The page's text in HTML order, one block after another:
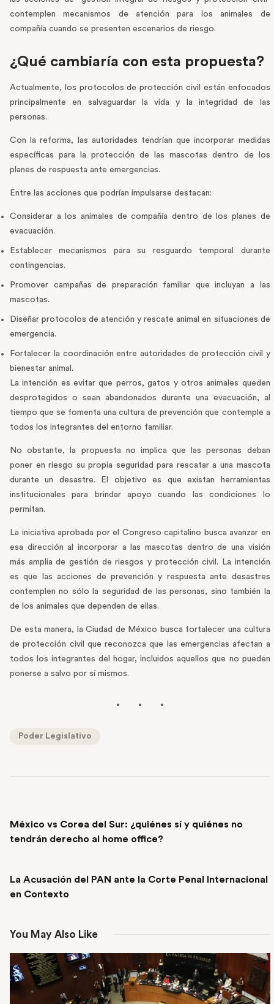
contemplen mecanismos de atención para los animales de
compañía cuando se presenten escenarios de riesgo.
¿Qué cambiaría con esta propuesta?
Actualmente, los protocolos de protección civil están enfocados
principalmente en salvaguardar la vida y la integridad de las
personas.
Con la reforma, las autoridades tendrían que incorporar medidas
específicas para la protección de las mascotas dentro de los
planes de respuesta ante emergencias.
Entre las acciones que podrían impulsarse destacan:
Considerar a los animales de compañía dentro de los planes de
evacuación.
Establecer mecanismos para su resguardo temporal durante
contingencias.
Promover campañas de preparación familiar que incluyan a las
mascotas.
Diseñar protocolos de atención y rescate animal en situaciones de
emergencia.
Fortalecer la coordinación entre autoridades de protección civil y
bienestar animal.
La intención es evitar que perros, gatos y otros animales queden
desprotegidos o sean abandonados durante una evacuación, al
tiempo que se fomenta una cultura de prevención que contemple a
todos los integrantes del entorno familiar.
No obstante, la propuesta no implica que las personas deban
poner en riesgo su propia seguridad para rescatar a una mascota
durante un desastre. El objetivo es que existan herramientas
institucionales para brindar apoyo cuando las condiciones lo
permitan.
La iniciativa aprobada por el Congreso capitalino busca avanzar en
esa dirección al incorporar a las mascotas dentro de una visión
más amplia de gestión de riesgos y protección civil. La intención
es que las acciones de prevención y respuesta ante desastres
contemplen no sólo la seguridad de las personas, sino también la
de los animales que dependen de ellas.
De esta manera, la Ciudad de México busca fortalecer una cultura
de protección civil que reconozca que las emergencias afectan a
todos los integrantes del hogar, incluidos aquellos que no pueden
ponerse a salvo por sí mismos.
Poder Legislativo
México vs Corea del Sur: ¿quiénes sí y quiénes no
tendrán derecho al home office?
La Acusación del PAN ante la Corte Penal Internacional
en Contexto
You May Also Like